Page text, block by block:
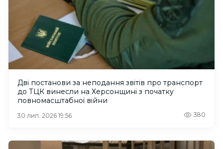
Дві постанови за неподання звітів про транспорт
до ТЦК винесли на Херсонщині з початку
повномасштабної війни
30 лип. 2026 19:56 380